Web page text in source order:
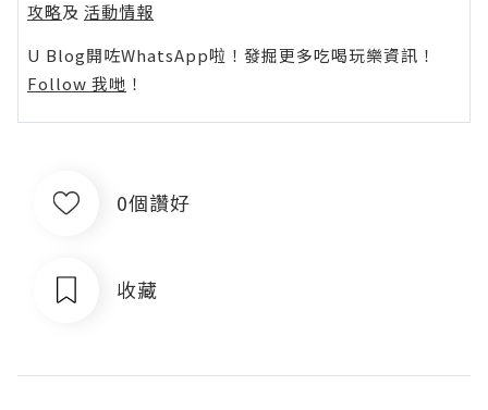
攻略及 活動情報
U Blog開咗WhatsApp啦！發掘更多吃喝玩樂資訊！
Follow 我哋 ！
0個讚好
收藏